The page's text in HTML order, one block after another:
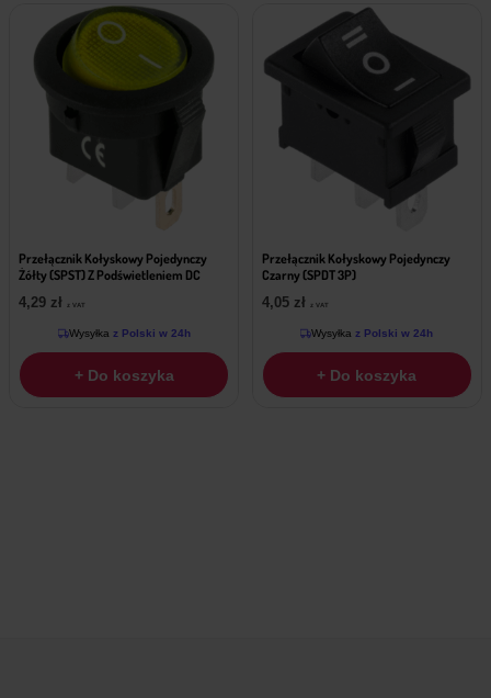
Przełącznik Kołyskowy Pojedynczy
Żółty (SPST) Z Podświetleniem DC
4,29 zł z VAT
Wysyłka z Polski w 24h
+ Do koszyka
Przełącznik Kołyskowy Pojedynczy
Czarny (SPDT 3P)
4,05 zł z VAT
Wysyłka z Polski w 24h
+ Do koszyka